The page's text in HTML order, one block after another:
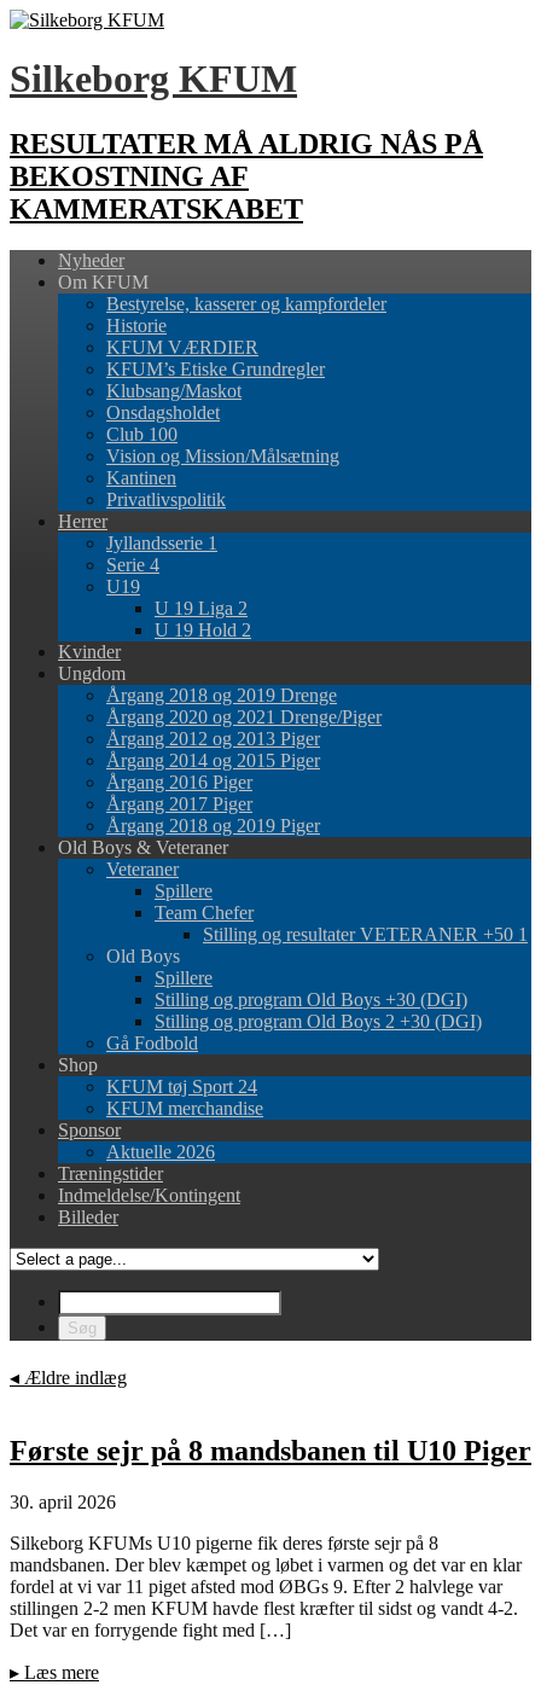
Silkeborg KFUM
RESULTATER MÅ ALDRIG NÅS PÅ
BEKOSTNING AF
KAMMERATSKABET
Nyheder
Om KFUM
Bestyrelse, kasserer og kampfordeler
Historie
KFUM VÆRDIER
KFUM’s Etiske Grundregler
Klubsang/Maskot
Onsdagsholdet
Club 100
Vision og Mission/Målsætning
Kantinen
Privatlivspolitik
Herrer
Jyllandsserie 1
Serie 4
U19
U 19 Liga 2
U 19 Hold 2
Kvinder
Ungdom
Årgang 2018 og 2019 Drenge
Årgang 2020 og 2021 Drenge/Piger
Årgang 2012 og 2013 Piger
Årgang 2014 og 2015 Piger
Årgang 2016 Piger
Årgang 2017 Piger
Årgang 2018 og 2019 Piger
Old Boys & Veteraner
Veteraner
Spillere
Team Chefer
Stilling og resultater VETERANER +50 1
Old Boys
Spillere
Stilling og program Old Boys +30 (DGI)
Stilling og program Old Boys 2 +30 (DGI)
Gå Fodbold
Shop
KFUM tøj Sport 24
KFUM merchandise
Sponsor
Aktuelle 2026
Træningstider
Indmeldelse/Kontingent
Billeder
◂ Ældre indlæg
Første sejr på 8 mandsbanen til U10 Piger
30. april 2026
Silkeborg KFUMs U10 pigerne fik deres første sejr på 8
mandsbanen. Der blev kæmpet og løbet i varmen og det var en klar
fordel at vi var 11 piget afsted mod ØBGs 9. Efter 2 halvlege var
stillingen 2-2 men KFUM havde flest kræfter til sidst og vandt 4-2.
Det var en forrygende fight med […]
▸ Læs mere